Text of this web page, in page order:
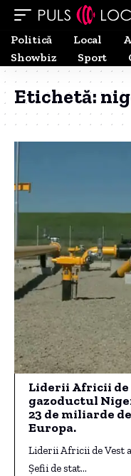
Politică Local
Showbiz
Sport
Etichetă:
Liderii Africii de
gazoductul
23 de miliarde
Europa.
Liderii Africii de Vest
Şefii de stat…